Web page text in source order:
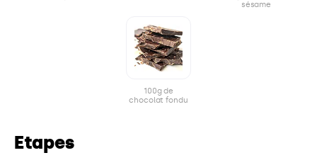
sésame
100g de
chocolat fondu
Etapes